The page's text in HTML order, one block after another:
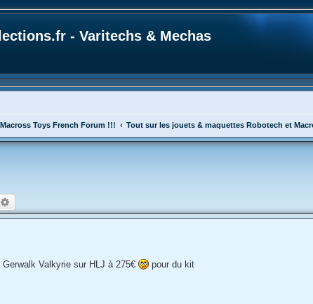
- Varitechs & Mechas
Toys French Forum !!! Tout sur les jouets & maquettes Robotech et
Valkyrie sur HLJ à 275€ pour du kit